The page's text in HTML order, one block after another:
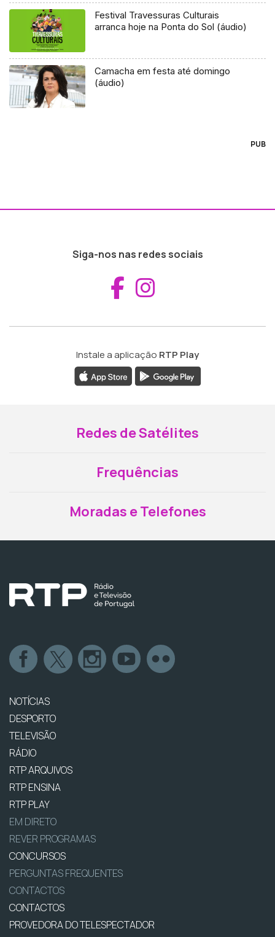
Festival Travessuras Culturais
arranca hoje na Ponta do Sol (áudio)
Camacha em festa até domingo
(áudio)
PUB
Siga-nos nas redes sociais
Aceder ao
Instale a aplicação RTP Play
Redes de Satélites
Frequências
Moradas e Telefones
NOTÍCIAS
DESPORTO
TELEVISÃO
RÁDIO
RTP ARQUIVOS
RTP ENSINA
RTP PLAY
EM DIRETO
REVER PROGRAMAS
CONCURSOS
PERGUNTAS FREQUENTES
CONTACTOS
CONTACTOS
PROVEDORA DO TELESPECTADOR